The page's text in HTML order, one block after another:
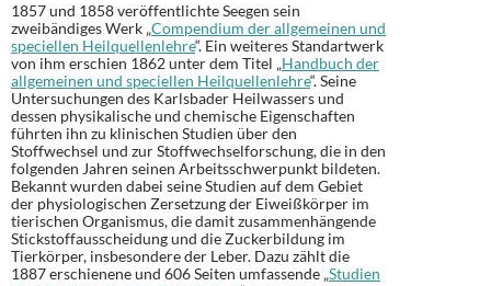
1857 und 1858 veröffentlichte Seegen sein
zweibändiges Werk „Compendium der allgemeinen und
speciellen Heilquellenlehre“. Ein weiteres Standartwerk
von ihm erschien 1862 unter dem Titel „Handbuch der
allgemeinen und speciellen Heilquellenlehre“. Seine
Untersuchungen des Karlsbader Heilwassers und
dessen physikalische und chemische Eigenschaften
führten ihn zu klinischen Studien über den
Stoffwechsel und zur Stoffwechselforschung, die in den
folgenden Jahren seinen Arbeitsschwerpunkt bildeten.
Bekannt wurden dabei seine Studien auf dem Gebiet
der physiologischen Zersetzung der Eiweißkörper im
tierischen Organismus, die damit zusammenhängende
Stickstoffausscheidung und die Zuckerbildung im
Tierkörper, insbesondere der Leber. Dazu zählt die
1887 erschienene und 606 Seiten umfassende „Studien